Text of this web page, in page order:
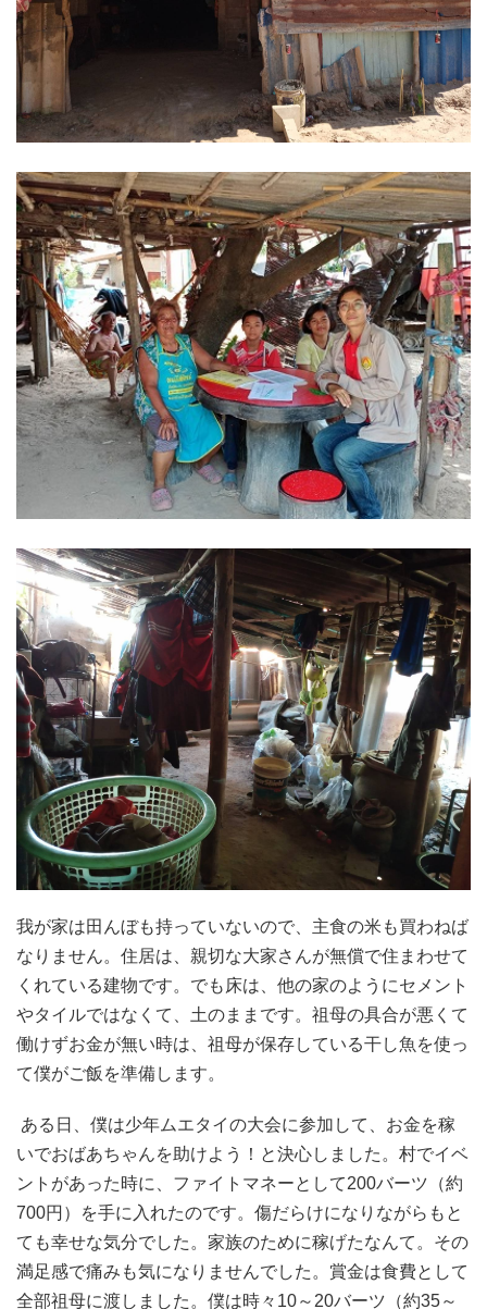
我が家は田んぼも持っていないので、主食の米も買わねば
なりません。住居は、親切な大家さんが無償で住まわせて
くれている建物です。でも床は、他の家のようにセメント
やタイルではなくて、土のままです。祖母の具合が悪くて
働けずお金が無い時は、祖母が保存している干し魚を使っ
て僕がご飯を準備します。
ある日、僕は少年ムエタイの大会に参加して、お金を稼
いでおばあちゃんを助けよう！と決心しました。村でイベ
ントがあった時に、ファイトマネーとして200バーツ（約
700円）を手に入れたのです。傷だらけになりながらもと
ても幸せな気分でした。家族のために稼げたなんて。その
満足感で痛みも気になりませんでした。賞金は食費として
全部祖母に渡しました。僕は時々10～20バーツ（約35～